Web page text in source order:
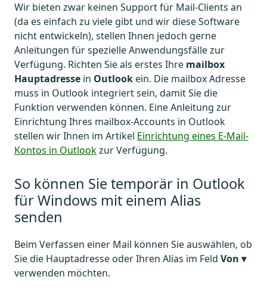
Wir bieten zwar keinen Support für Mail-Clients an
(da es einfach zu viele gibt und wir diese Software
nicht entwickeln), stellen Ihnen jedoch gerne
Anleitungen für spezielle Anwendungsfälle zur
Verfügung. Richten Sie als erstes Ihre mailbox
Hauptadresse in Outlookein. Die mailbox Adresse
muss in Outlook integriert sein, damit Sie die
Funktion verwenden können. Eine Anleitung zur
Einrichtung Ihres mailbox-Accounts in Outlook
stellen wir Ihnen im Artikel Einrichtung eines E-Mail-
Kontos in Outlookzur Verfügung.
So können Sie temporär in Outlook
für Windows mit einem Alias
senden
Beim Verfassen einer Mail können Sie auswählen, ob
Sie die Hauptadresse oder Ihren Alias im Feld Von ▾
verwenden möchten.